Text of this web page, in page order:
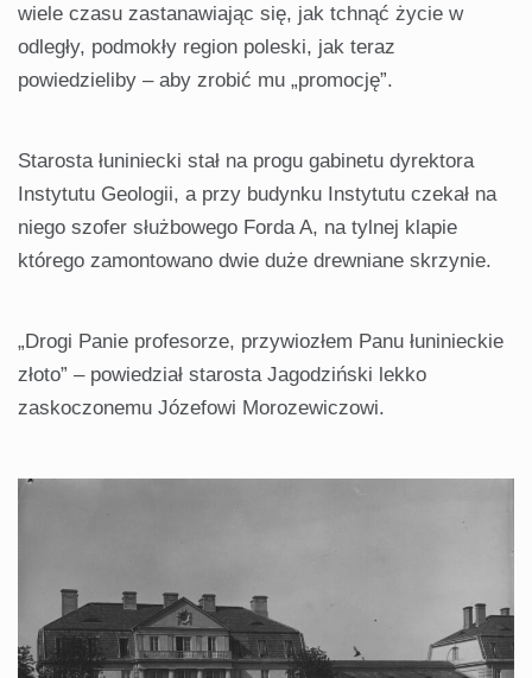
wiele czasu zastanawiając się, jak tchnąć życie w
odległy, podmokły region poleski, jak teraz
powiedzieliby – aby zrobić mu „promocję”.
Starosta łuniniecki stał na progu gabinetu dyrektora
Instytutu Geologii, a przy budynku Instytutu czekał na
niego szofer służbowego Forda A, na tylnej klapie
którego zamontowano dwie duże drewniane skrzynie.
„Drogi Panie profesorze, przywiozłem Panu łuninieckie
złoto” – powiedział starosta Jagodziński lekko
zaskoczonemu Józefowi Morozewiczowi.